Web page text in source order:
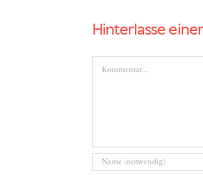
Hinterlasse
Kommentar